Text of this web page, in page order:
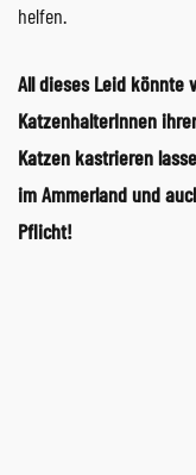
helfen.
All dieses Leid könnte
KatzenhalterInnen
Katzen kastrieren
im Ammerland und
Pflicht!